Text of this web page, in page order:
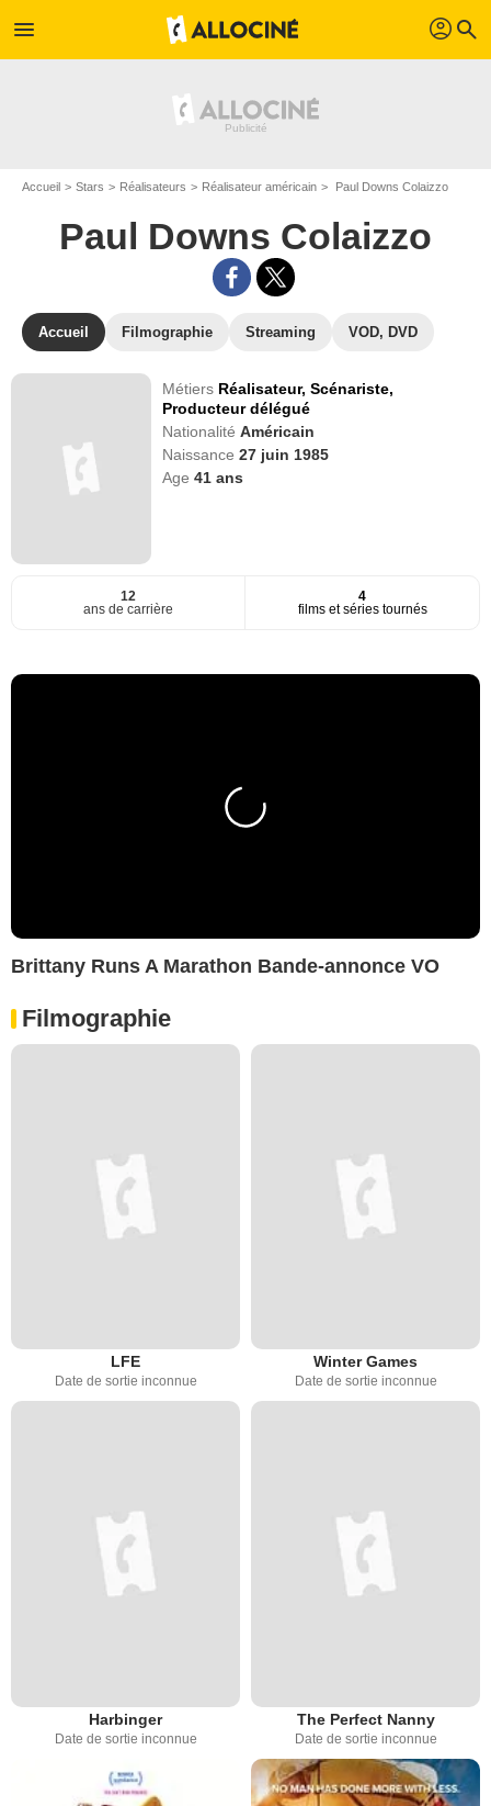
menu profil search
Accueil Stars Réalisateurs Réalisateur américain Paul Downs Colaizzo
Paul Downs Colaizzo
Accueil Filmographie Streaming VOD, DVD
Métiers Réalisateur,Scénariste,
Producteur délégué
NationalitéAméricain
Naissance27 juin 1985
Age41 ans
12
ans de carrière
4
films et séries tournés
Brittany Runs A Marathon Bande-annonce VO
Filmographie
LFE
Date de sortie inconnue
Winter Games
Date de sortie inconnue
Harbinger
Date de sortie inconnue
The Perfect Nanny
Date de sortie inconnue